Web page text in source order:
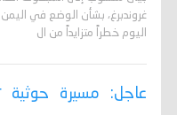
اليوم خطراً متزايداً من ال
عاجل: مسيرة